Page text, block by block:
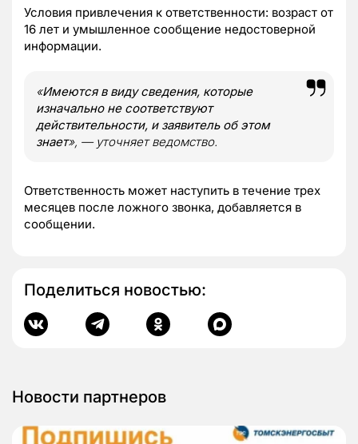
Условия привлечения к ответственности: возраст от
16 лет и умышленное сообщение недостоверной
информации.
«Имеются в виду сведения, которые
изначально не соответствуют
действительности, и заявитель об этом
знает», — уточняет ведомство.
Ответственность может наступить в течение трех
месяцев после ложного звонка, добавляется в
сообщении.
Поделиться новостью:
Новости партнеров